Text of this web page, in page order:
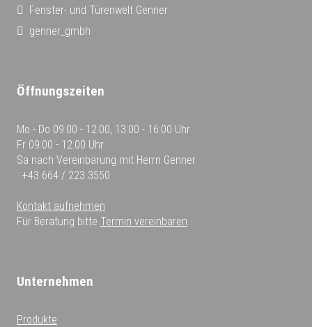
Fenster- und Türenwelt Genner
genner_gmbh
Öffnungszeiten
Mo - Do 09:00 - 12:00, 13:00 - 16:00 Uhr
Fr 09:00 - 12:00 Uhr
Sa nach Vereinbarung mit Herrn Genner
+43 664 / 223 3550
Kontakt aufnehmen
Für Beratung bitte Termin vereinbaren.
Unternehmen
Produkte